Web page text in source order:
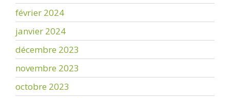
février 2024
janvier 2024
décembre 2023
novembre 2023
octobre 2023